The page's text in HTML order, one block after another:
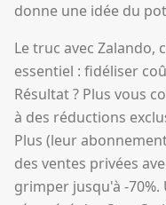
donne une idée du
Le truc avec
essentiel : fidéliser
Résultat ? Plus vous
à des réductions
Plus (leur
des ventes privées
grimper jusqu'à -